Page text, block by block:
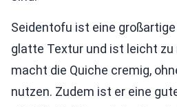
Seidentofu ist eine
glatte Textur und ist leicht zu
macht die Quiche cremig,
nutzen. Zudem ist er eine